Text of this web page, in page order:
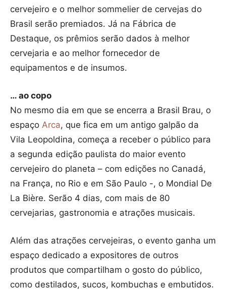
cervejeiro e o melhor sommelier de cervejas do
Brasil serão premiados. Já na Fábrica de
Destaque, os prêmios serão dados à melhor
cervejaria e ao melhor fornecedor de
equipamentos e de insumos.
… ao copo
No mesmo dia em que se encerra a Brasil Brau, o
espaço Arca, que fica em um antigo galpão da
Vila Leopoldina, começa a receber o público para
a segunda edição paulista do maior evento
cervejeiro do planeta – com edições no Canadá,
na França, no Rio e em São Paulo -, o Mondial De
La Bière. Serão 4 dias, com mais de 80
cervejarias, gastronomia e atrações musicais.
Além das atrações cervejeiras, o evento ganha um
espaço dedicado a expositores de outros
produtos que compartilham o gosto do público,
como destilados, sucos, kombuchas e embutidos.